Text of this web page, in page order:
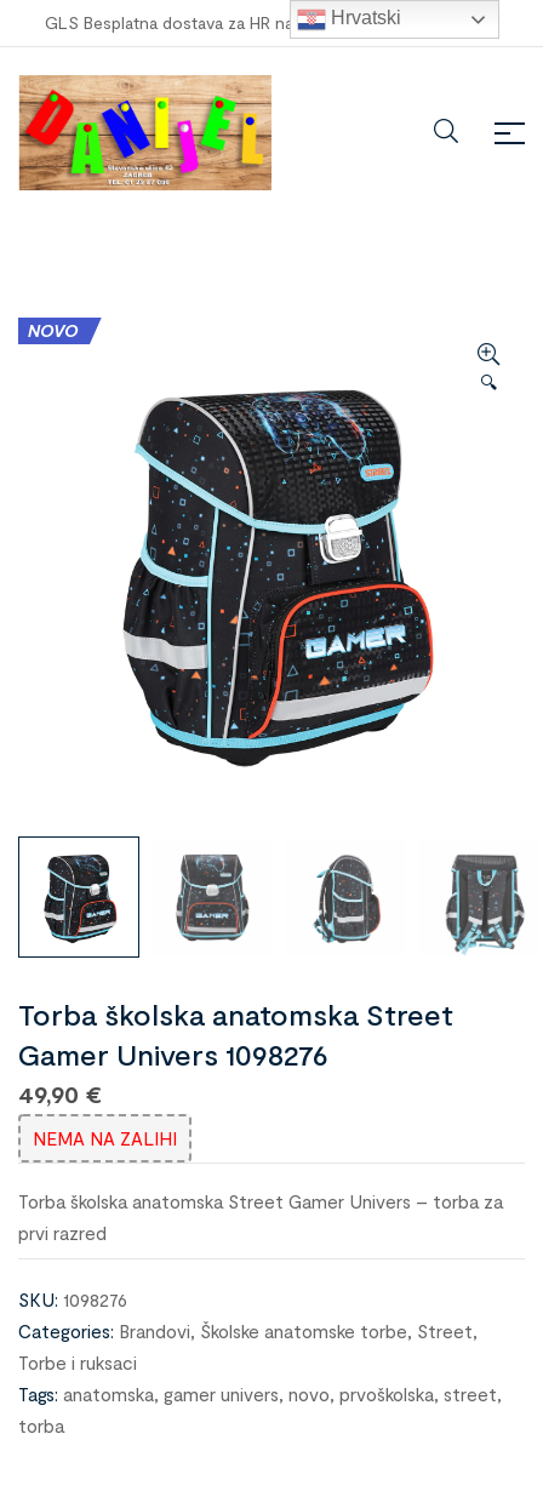
GLS Besplatna dostava za HR narudžbe veće od 100,00 €
🔍
NOVO
Torba školska anatomska Street
Gamer Univers 1098276
49,90 €
NEMA NA ZALIHI
Torba školska anatomska Street Gamer Univers – torba za
prvi razred
SKU: 1098276
Categories: Brandovi, Školske anatomske torbe, Street,
Torbe i ruksaci
Tags: anatomska, gamer univers, novo, prvoškolska, street,
torba
Hrvatski